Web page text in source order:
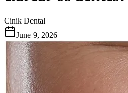
Cinik Dental
June 9, 2026